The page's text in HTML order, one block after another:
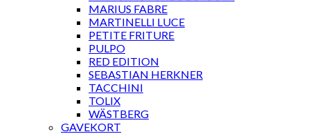
MARIUS FABRE
MARTINELLI LUCE
PETITE FRITURE
PULPO
RED EDITION
SEBASTIAN HERKNER
TACCHINI
TOLIX
WÄSTBERG
GAVEKORT